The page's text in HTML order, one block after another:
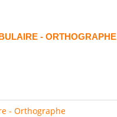
- ORTHOGRAPHE
- Orthographe